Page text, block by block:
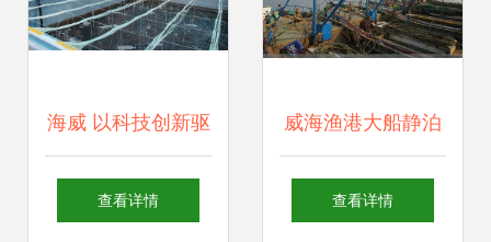
海威 以科技创新驱
动渔业种业振兴，
查看详情
威海渔港大船静泊
油贵鱼少，渔民生
查看详情